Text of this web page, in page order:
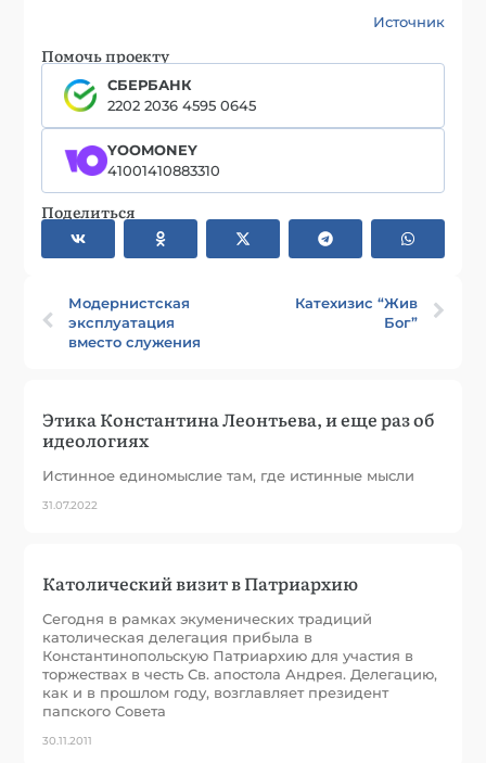
Источник
Помочь проекту
СБЕРБАНК
2202 2036 4595 0645
YOOMONEY
41001410883310
Поделиться
Модернистская
эксплуатация
вместо служения
Катехизис “Жив
Бог”
Этика Константина Леонтьева, и еще раз об
идеологиях
Истинное единомыслие там, где истинные мысли
31.07.2022
Католический визит в Патриархию
Сегодня в рамках экуменических традиций
католическая делегация прибыла в
Константинопольскую Патриархию для участия в
торжествах в честь Св. апостола Андрея. Делегацию,
как и в прошлом году, возглавляет президент
папского Совета
30.11.2011